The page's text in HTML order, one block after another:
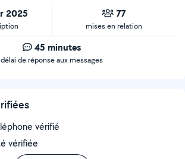
2025 77
mises en relation
45 minutes
délai de réponse aux messages
vérifié
vérifiée